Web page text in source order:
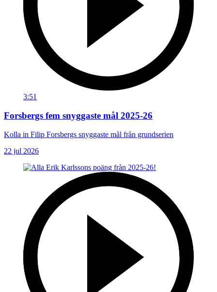
3:51
Forsbergs fem snyggaste mål 2025-26
Kolla in Filip Forsbergs snyggaste mål från grundserien
22 jul 2026